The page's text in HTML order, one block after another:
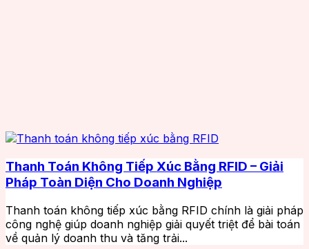
Thanh Toán Không Tiếp Xúc Bằng RFID – Giải
Pháp Toàn Diện Cho Doanh Nghiệp
Thanh toán không tiếp xúc bằng RFID chính là giải pháp
công nghệ giúp doanh nghiệp giải quyết triệt để bài toán
về quản lý doanh thu và tăng trải...